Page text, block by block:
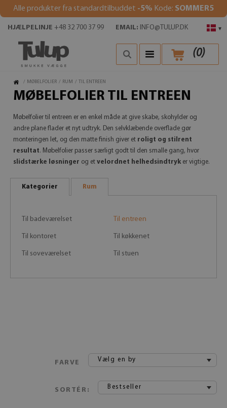
Alle produkter fra standardtilbuddet -5% Kode: SOMMER5
▾
HJÆLPELINJE +48 32 700 37 99 EMAIL: INFO@TULUP.DK
(0)
/ MØBELFOLIER / RUM / TIL ENTREEN
MØBELFOLIER TIL ENTREEN
Møbelfolier til entreen er en enkel måde at give skabe, skohylder og
andre plane flader et nyt udtryk. Den selvklæbende overflade gør
monteringen let, og den matte finish giver et roligt og stilrent
resultat. Møbelfolier passer særligt godt til den smalle gang, hvor
slidstærke løsninger og et velordnet helhedsindtryk er vigtige.
Kategorier Rum
Til badeværelset Til entreen
Til kontoret Til køkkenet
Til soveværelset Til stuen
FARVE Vælg en by
SORTÉR: Bestseller